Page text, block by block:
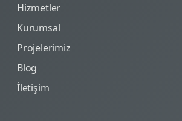
Hizmetler
Kurumsal
Projelerimiz
Blog
İletişim